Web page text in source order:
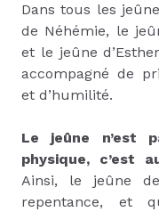
Dans tous les
de Néhémie, le
et le jeûne
accompagné de
et d’humilité.
Le jeûne n’est
physique, c’est
Ainsi, le jeûne
repentance, et